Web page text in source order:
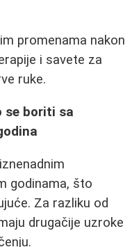
promenama nakon
i savete za
ruke.
se boriti sa
godinama, što
Za razliku od
drugačije uzroke